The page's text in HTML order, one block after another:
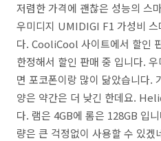
저렴한 가격에 괜찮은 성능의 스
우미디지 UMIDIGI F1 가성비 스
다. CooliCool 사이트에서 할인
한정해서 할인 판매 중 입니다.
면 포코폰이랑 많이 닮았습니다.
양은 약간은 더 낮긴 한데요.
다. 램은 4GB에 롬은 128GB 입
량은 큰 걱정없이 사용할 수 있겠